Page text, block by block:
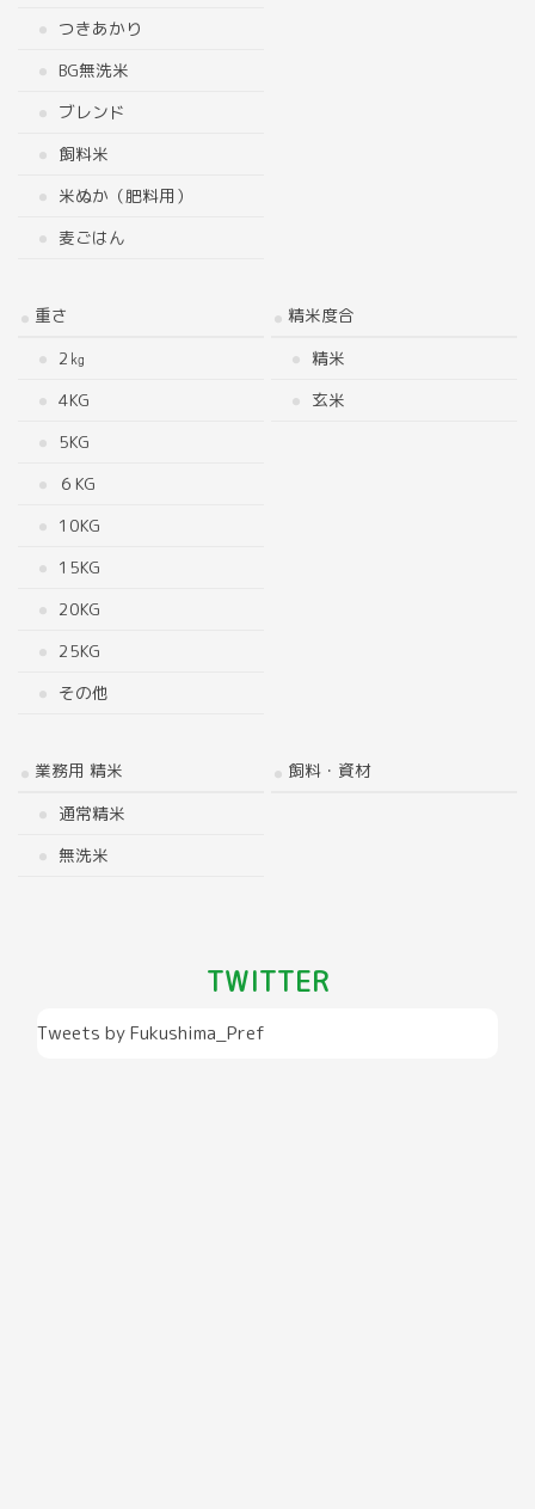
つきあかり
BG無洗米
ブレンド
飼料米
米ぬか（肥料用）
麦ごはん
重さ
2㎏
4KG
5KG
６KG
10KG
15KG
20KG
25KG
その他
精米度合
精米
玄米
業務用 精米
通常精米
無洗米
飼料・資材
TWITTER
Tweets by Fukushima_Pref